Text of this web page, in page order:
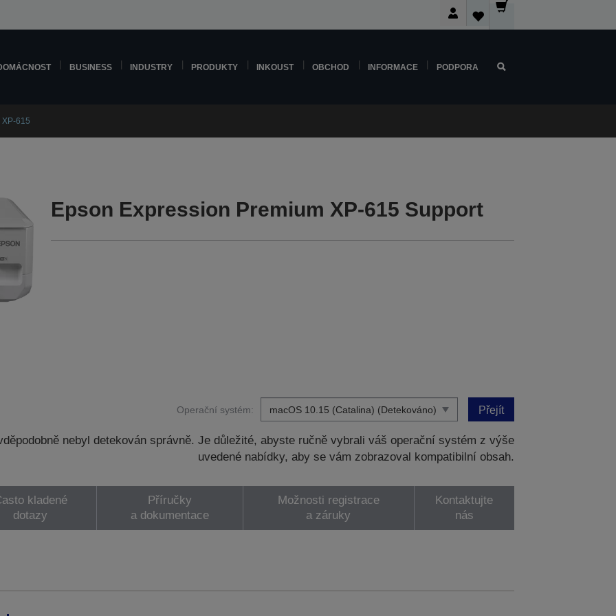
BUSINESS INDUSTRY PRODUKTY INKOUST OBCHOD INFORMACE PODPORA
XP-615
Epson Expression Premium XP-615 Support
Operační systém: Přejít
nebyl detekován správně. Je důležité, abyste ručně vybrali váš operační systém z výše
uvedené nabídky, aby se vám zobrazoval kompatibilní obsah.
kladené
dotazy
Příručky
a dokumentace
Možnosti registrace
a záruky
Kontaktujte
nás